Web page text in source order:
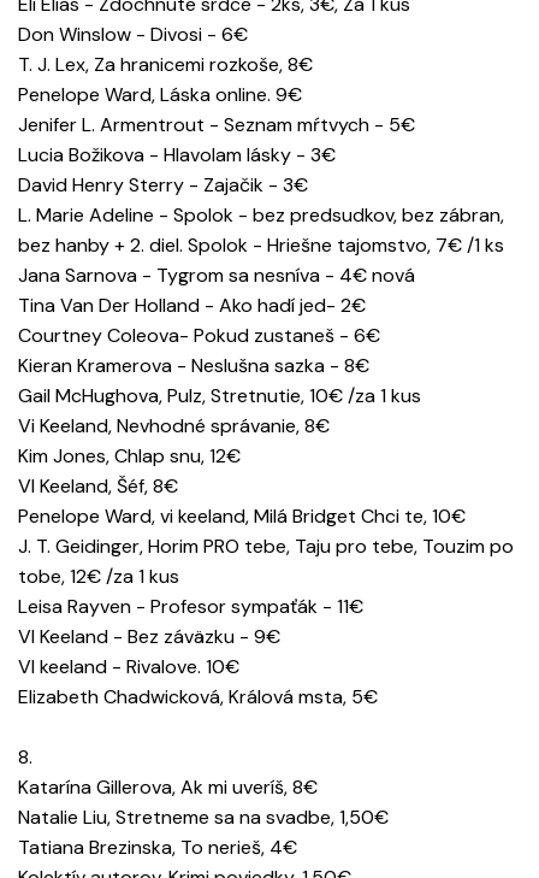
Don Winslow - Divosi - 6€
T. J. Lex, Za hranicemi rozkoše, 8€
Penelope Ward, Láska online. 9€
Jenifer L. Armentrout - Seznam mŕtvych - 5€
Lucia Božikova - Hlavolam lásky - 3€
David Henry Sterry - Zajačik - 3€
L. Marie Adeline - Spolok - bez predsudkov, bez zábran,
bez hanby + 2. diel. Spolok - Hriešne tajomstvo, 7€ /1 ks
Jana Sarnova - Tygrom sa nesníva - 4€ nová
Tina Van Der Holland - Ako hadí jed- 2€
Courtney Coleova- Pokud zustaneš - 6€
Kieran Kramerova - Neslušna sazka - 8€
Gail McHughova, Pulz, Stretnutie, 10€ /za 1 kus
Vi Keeland, Nevhodné správanie, 8€
Kim Jones, Chlap snu, 12€
VI Keeland, Šéf, 8€
Penelope Ward, vi keeland, Milá Bridget Chci te, 10€
J. T. Geidinger, Horim PRO tebe, Taju pro tebe, Touzim po
tobe, 12€ /za 1 kus
Leisa Rayven - Profesor sympaťák - 11€
VI Keeland - Bez záväzku - 9€
VI keeland - Rivalove. 10€
Elizabeth Chadwicková, Králová msta, 5€
8.
Katarína Gillerova, Ak mi uveríš, 8€
Natalie Liu, Stretneme sa na svadbe, 1,50€
Tatiana Brezinska, To nerieš, 4€